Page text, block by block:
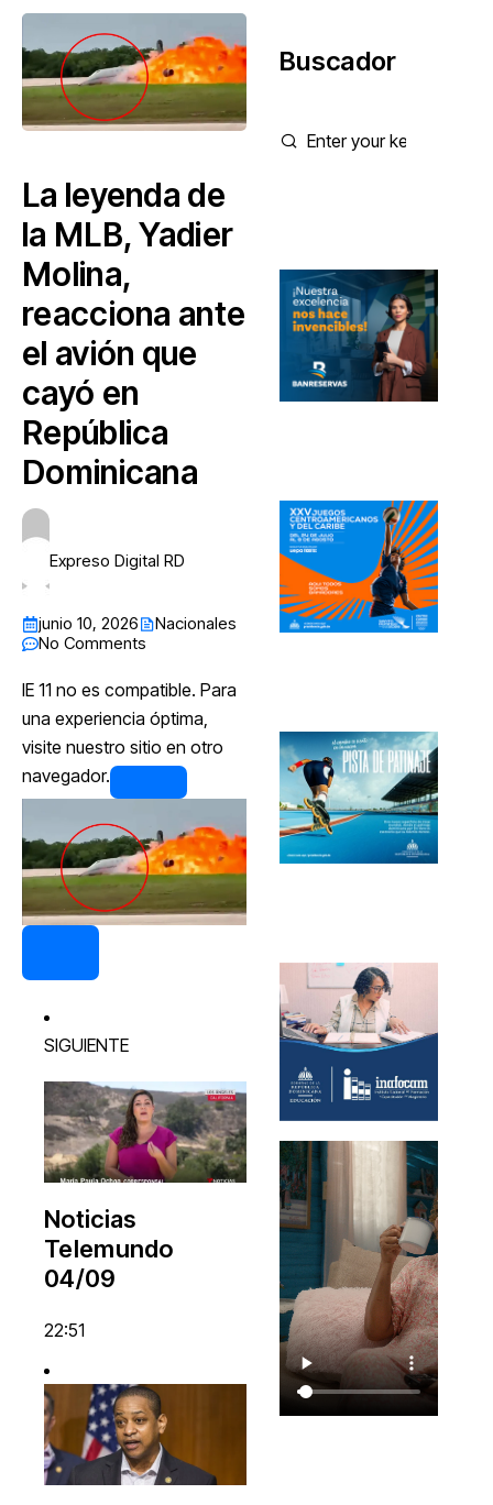
La leyenda de
la MLB, Yadier
Molina,
reacciona ante
el avión que
cayó en
República
Dominicana
Expreso Digital RD
junio 10, 2026
Nacionales
No Comments
IE 11 no es compatible. Para
una experiencia óptima,
visite nuestro sitio en otro
navegador.
SIGUIENTE
Noticias
Telemundo
04/09
22:51
Buscador